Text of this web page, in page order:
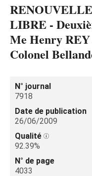
LIBRE -
Me Henry
Colonel
N° journal
7918
Date de publication
26/06/2009
Qualité
92.39%
N° de page
4033